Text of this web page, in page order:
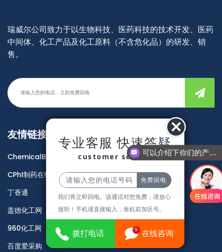
专业客服 快速答疑
customer service
我们将立即回电。该通话对您免费，请放心
接听！手机请直接输入，座机前加区号。
拨打电话 9 在线咨询
瑞威尔公司致力于以生物科技、医药科技的技术开发、医药
中间体、化工产品及化工原料（不含危化品）的研发、销
售。
友情链接
ChemicalBook
CPhI制药在线
丁香通
盖德化工网
960化工网
百度爱采购
可以介绍下你们的产品么